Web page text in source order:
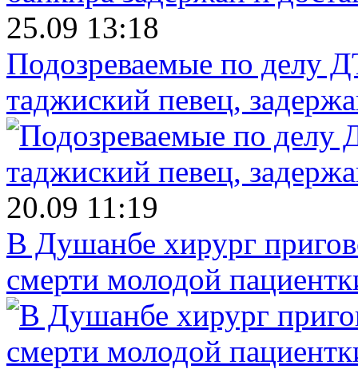
25.09 13:18
Подозреваемые по делу
таджиский певец,
20.09 11:19
В Душанбе хирург
смерти молодой